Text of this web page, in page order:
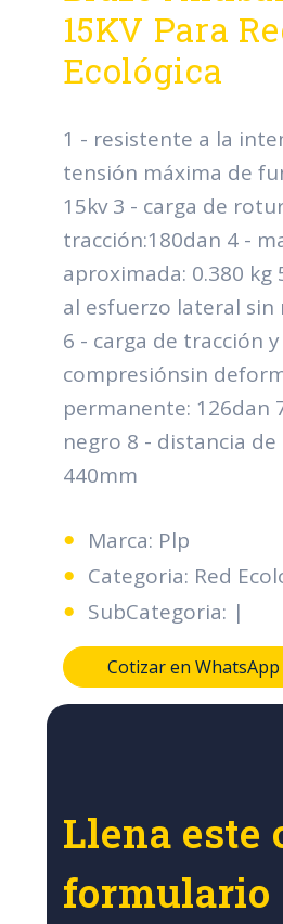
15KV Para
Ecológica
1 - resistente a la
tensión máxima de
15kv 3 - carga de
tracción:180dan 4 -
aproximada: 0.380 kg
al esfuerzo lateral
6 - carga de tracción y
compresiónsin
permanente: 126dan
negro 8 - distancia de
440mm
Marca: Plp
Categoria: Red
SubCategoria: |
Cotizar en WhatsApp
Llena este
formulario